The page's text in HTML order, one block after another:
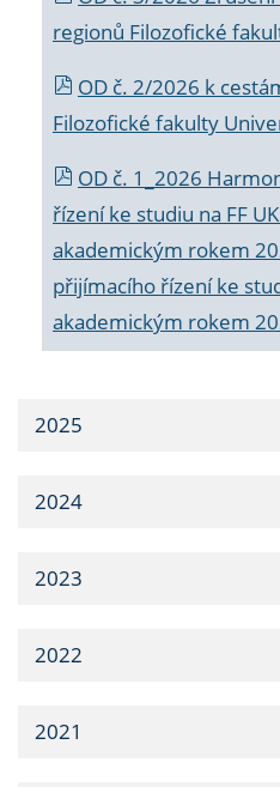
regionů Filozofické
OD č. 2/2026 k
Filozofické fakulty
OD č. 1_2026
řízení ke studiu na FF
akademickým rokem
přijímacího řízení ke
akademickým rokem
2025
2024
2023
2022
2021